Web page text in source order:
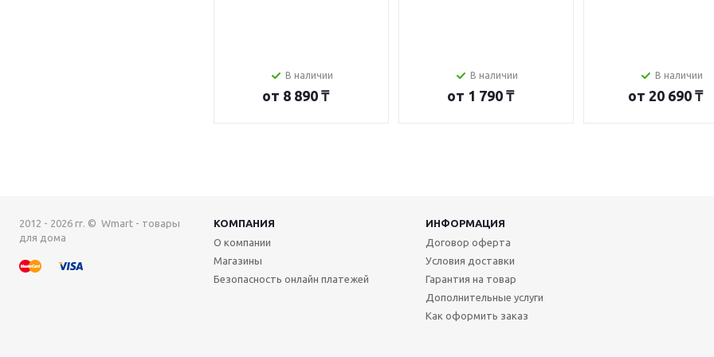
В наличии
от 8 890 ₸
В наличии
от 1 790 ₸
В наличии
от 20 690 ₸
2012 - 2026 гг. © Wmart - товары
для дома
КОМПАНИЯ
ИНФОРМАЦИЯ
О компании
Магазины
Безопасность онлайн платежей
Договор оферта
Условия доставки
Гарантия на товар
Дополнительные услуги
Как оформить заказ